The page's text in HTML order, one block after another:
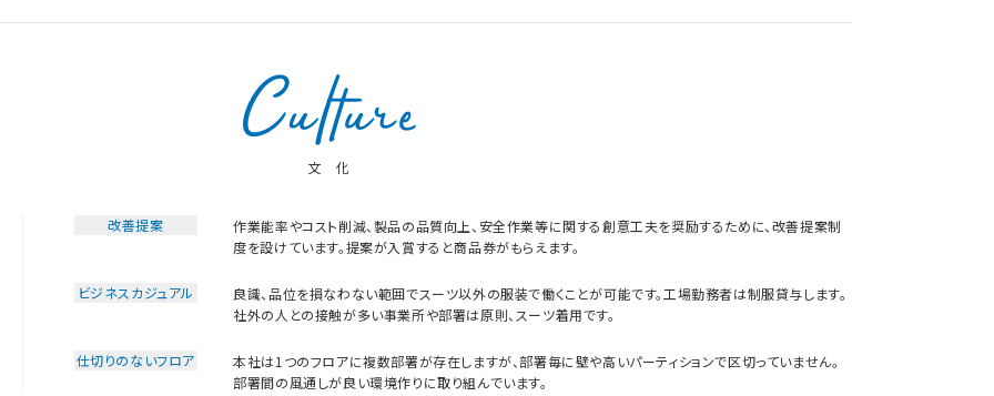
文 化
改善提案
作業能率やコスト削減、製品の品質向上、安全作業等に関する創意工夫を奨励するために、改善提案制
度を設けています。提案が入賞すると商品券がもらえます。
ビジネスカジュアル
良識、品位を損なわない範囲でスーツ以外の服装で働くことが可能です。工場勤務者は制服貸与します。
社外の人との接触が多い事業所や部署は原則、スーツ着用です。
仕切りのないフロア
本社は1つのフロアに複数部署が存在しますが、部署毎に壁や高いパーティションで区切っていません。
部署間の風通しが良い環境作りに取り組んでいます。